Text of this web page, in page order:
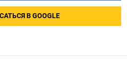
В GOOGLE